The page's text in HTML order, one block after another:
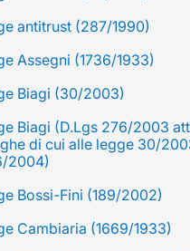
antitrust (287/1990)
Assegni (1736/1933)
Biagi (30/2003)
Biagi (D.Lgs 276/2003
di cui alle legge 30/
2004)
Bossi-Fini (189/2002)
Cambiaria (1669/1933)